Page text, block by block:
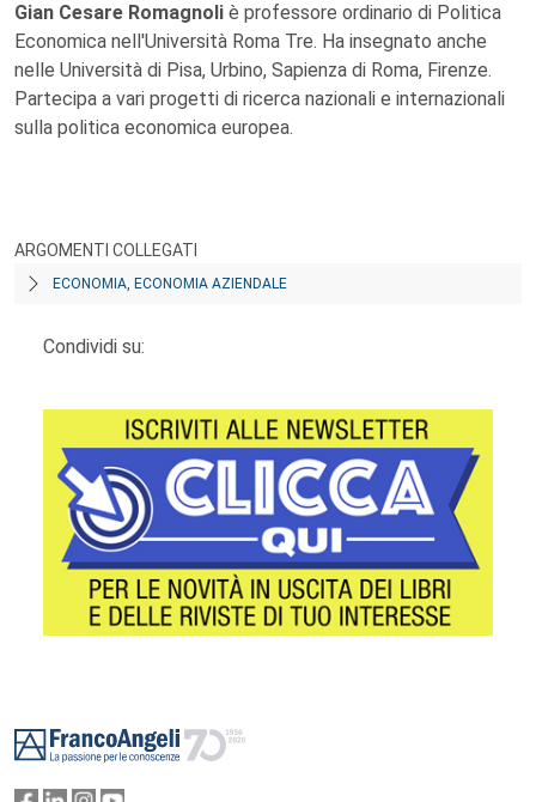
Gian Cesare Romagnoli è professore ordinario di Politica
Economica nell'Università Roma Tre. Ha insegnato anche
nelle Università di Pisa, Urbino, Sapienza di Roma, Firenze.
Partecipa a vari progetti di ricerca nazionali e internazionali
sulla politica economica europea.
ARGOMENTI COLLEGATI
ECONOMIA, ECONOMIA AZIENDALE
Condividi su: